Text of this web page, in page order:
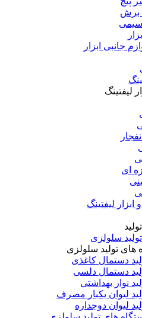
برش
جانبی ابزار
لیفتینگ
ای
لیفتینگ
سلولزی
های تولید سلولزی
دستمال کاغذی
دستمال دلسی
نوار بهداشتی
لیوان یکبار مصرف
لیوان دوجداره